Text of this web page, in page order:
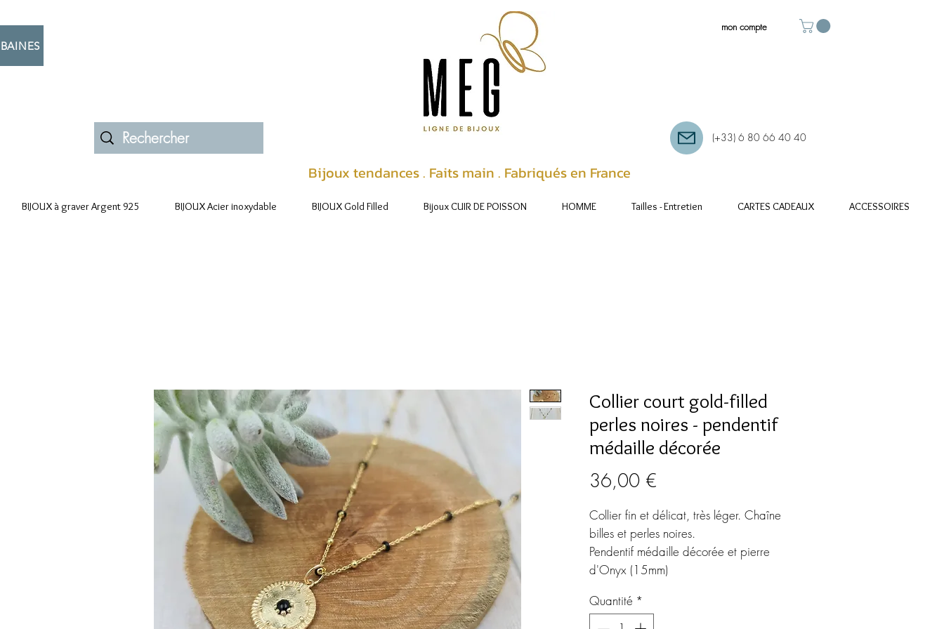
mon compte
(+33) 6 80 66 40 40
Bijoux tendances . Faits main . Fabriqués en France
BIJOUX à graver Argent 925 BIJOUX Acier inoxydable BIJOUX Gold Filled Bijoux CUIR DE POISSON HOMME Tailles - Entretien CARTES CADEAUX ACCESSOIRES
Collier court gold-filled
perles noires - pendentif
médaille décorée
36,00 €
Collier fin et délicat, très léger. Chaîne
billes et perles noires.
Pendentif médaille décorée et pierre
d'Onyx (15mm)
Longueur de la chaine : env 40 cm
Chaînette d'extension
Quantité *